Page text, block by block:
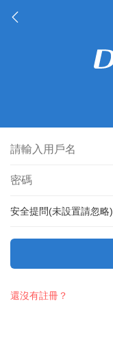
安全提問(未設置請忽略)
還沒有註冊？